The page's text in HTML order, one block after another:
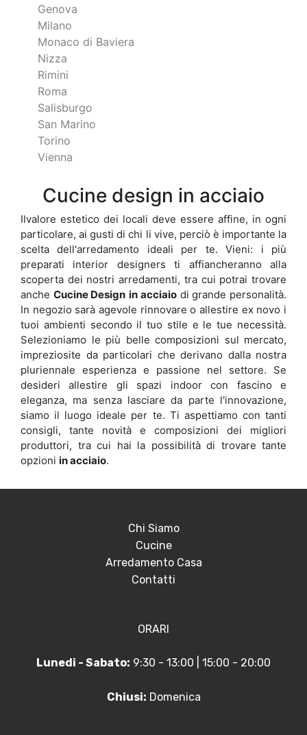
Genova
Milano
Monaco di Baviera
Nizza
Rimini
Roma
Salisburgo
San Marino
Torino
Vienna
Cucine design in acciaio
Ilvalore estetico dei locali deve essere affine, in ogni
particolare, ai gusti di chi li vive, perciò è importante la
scelta dell'arredamento ideali per te. Vieni: i più
preparati interior designers ti affiancheranno alla
scoperta dei nostri arredamenti, tra cui potrai trovare
anche Cucine Design in acciaiodi grande personalità.
In negozio sarà agevole rinnovare o allestire ex novo i
tuoi ambienti secondo il tuo stile e le tue necessità.
Selezioniamo le più belle composizioni sul mercato,
impreziosite da particolari che derivano dalla nostra
pluriennale esperienza e passione nel settore. Se
desideri allestire gli spazi indoor con fascino e
eleganza, ma senza lasciare da parte l'innovazione,
siamo il luogo ideale per te. Ti aspettiamo con tanti
consigli, tante novità e composizioni dei migliori
produttori, tra cui hai la possibilità di trovare tante
opzioni in acciaio.
Chi Siamo
Cucine
Arredamento Casa
Contatti
ORARI
Lunedi - Sabato: 9:30 - 13:00 | 15:00 - 20:00
Chiusi: Domenica